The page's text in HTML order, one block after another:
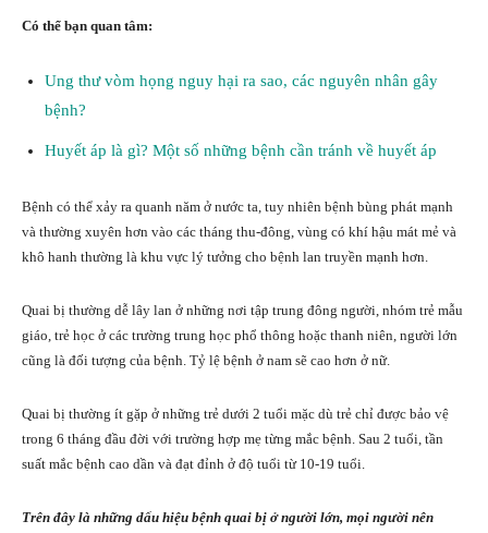
Có thể bạn quan tâm:
Ung thư vòm họng nguy hại ra sao, các nguyên nhân gây
bệnh?
Huyết áp là gì? Một số những bệnh cần tránh về huyết áp
Bệnh có thể xảy ra quanh năm ở nước ta, tuy nhiên bệnh bùng phát mạnh
và thường xuyên hơn vào các tháng thu-đông, vùng có khí hậu mát mẻ và
khô hanh thường là khu vực lý tưởng cho bệnh lan truyền mạnh hơn.
Quai bị thường dễ lây lan ở những nơi tập trung đông người, nhóm trẻ mẫu
giáo, trẻ học ở các trường trung học phổ thông hoặc thanh niên, người lớn
cũng là đối tượng của bệnh. Tỷ lệ bệnh ở nam sẽ cao hơn ở nữ.
Quai bị thường ít gặp ở những trẻ dưới 2 tuổi mặc dù trẻ chỉ được bảo vệ
trong 6 tháng đầu đời với trường hợp mẹ từng mắc bệnh. Sau 2 tuổi, tần
suất mắc bệnh cao dần và đạt đỉnh ở độ tuổi từ 10-19 tuổi.
Trên đây là những dấu hiệu bệnh quai bị ở người lớn, mọi người nên